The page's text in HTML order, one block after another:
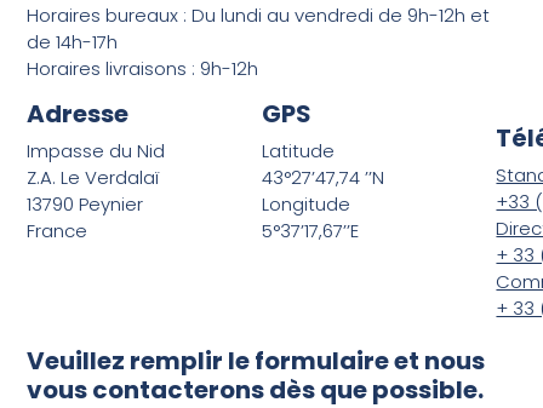
Horaires bureaux : Du lundi au vendredi de 9h-12h et
de 14h-17h
Horaires livraisons : 9h-12h
Adresse
Impasse du Nid
Z.A. Le Verdalaï
13790 Peynier
France
GPS
Latitude
43°27’47,74 ’’N​
Longitude
5°37’17,67’’E
+33
+ 33
+ 33
Veuillez remplir le formulaire et nous
vous contacterons dès que possible.